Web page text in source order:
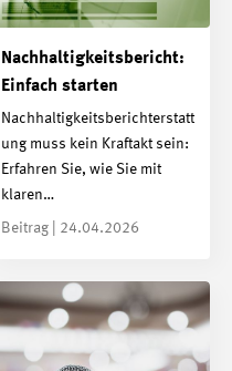
Nachhaltigkeitsbericht:
Einfach starten
Nachhaltigkeitsberichterstatt
ung muss kein Kraftakt sein:
Erfahren Sie, wie Sie mit
klaren…
Beitrag | 24.04.2026